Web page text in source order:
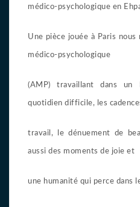
médico-psychologique en
Une pièce jouée à Paris nous
médico-psychologique
(AMP) travaillant dans
quotidien difficile, les
travail, le dénuement de
aussi des moments de joie et
une humanité qui perce dans